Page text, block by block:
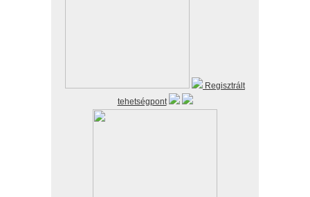
Regisztrált
tehetségpont